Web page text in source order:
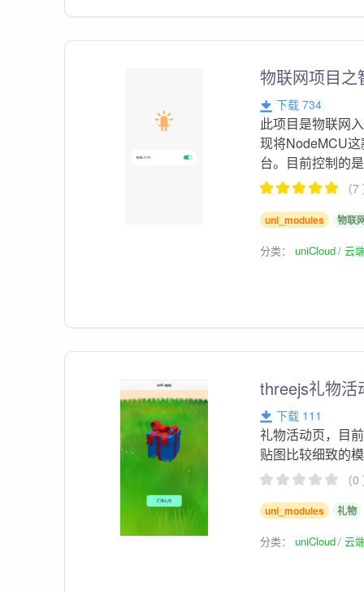
物联网项目之
下载 734
此项目是物联网
现将NodeMCU
台。目前控制的
（
uni_modules 物联
分类：uniCloud 云
threejs礼物活
下载 111
礼物活动页，目
贴图比较细致的
（
uni_modules 礼物
分类：uniCloud 云